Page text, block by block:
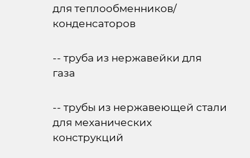
для теплообменников/
конденсаторов
-- труба из нержавейки для
газа
-- трубы из нержавеющей стали
для механических
конструкций